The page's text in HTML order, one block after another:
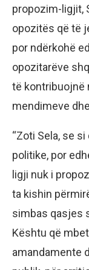
propozim-ligjit,
opozitës që të
por ndërkohë
opozitarëve
të kontribuojnë
mendimeve
“Zoti Sela, se
politike, por
ligji nuk i
ta kishin
simbas qasjes
Kështu që
amandamente